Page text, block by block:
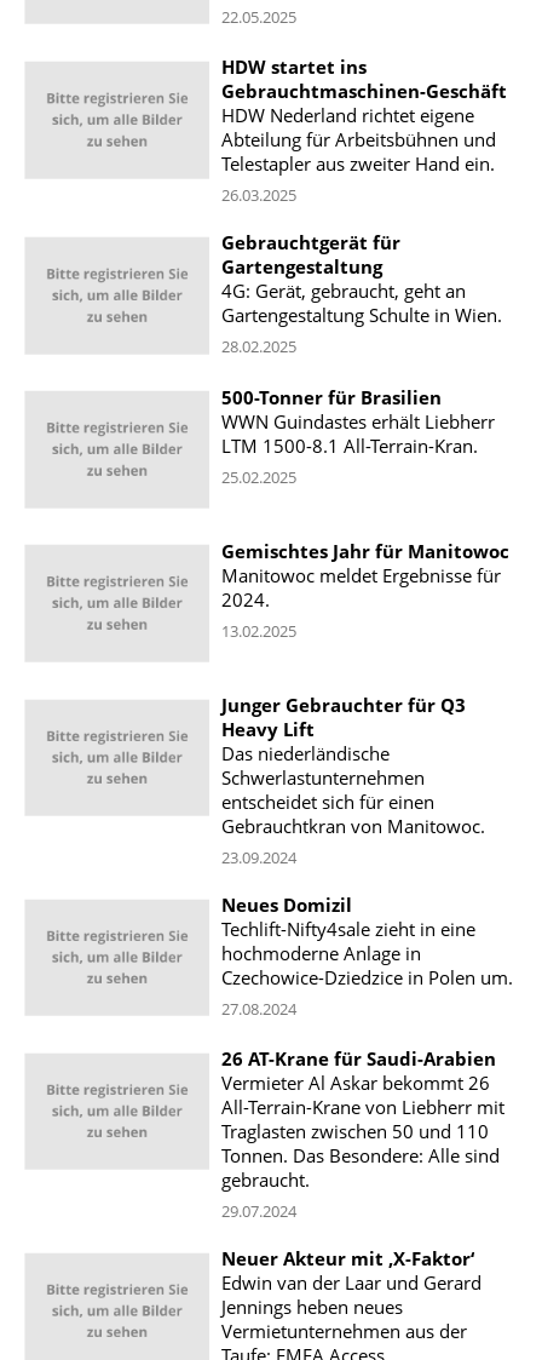
22.05.2025
HDW startet ins
Gebrauchtmaschinen-Geschäft
HDW Nederland richtet eigene
Abteilung für Arbeitsbühnen und
Telestapler aus zweiter Hand ein.
26.03.2025
Gebrauchtgerät für
Gartengestaltung
4G: Gerät, gebraucht, geht an
Gartengestaltung Schulte in Wien.
28.02.2025
500-Tonner für Brasilien
WWN Guindastes erhält Liebherr
LTM 1500-8.1 All-Terrain-Kran.
25.02.2025
Gemischtes Jahr für Manitowoc
Manitowoc meldet Ergebnisse für
2024.
13.02.2025
Junger Gebrauchter für Q3
Heavy Lift
Das niederländische
Schwerlastunternehmen
entscheidet sich für einen
Gebrauchtkran von Manitowoc.
23.09.2024
Neues Domizil
Techlift-Nifty4sale zieht in eine
hochmoderne Anlage in
Czechowice-Dziedzice in Polen um.
27.08.2024
26 AT-Krane für Saudi-Arabien
Vermieter Al Askar bekommt 26
All-Terrain-Krane von Liebherr mit
Traglasten zwischen 50 und 110
Tonnen. Das Besondere: Alle sind
gebraucht.
29.07.2024
Neuer Akteur mit ‚X-Faktor‘
Edwin van der Laar und Gerard
Jennings heben neues
Vermietunternehmen aus der